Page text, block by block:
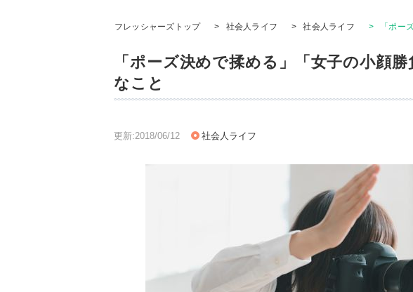
フレッシャーズトップ > 社会人ライフ > 社会人ライフ > 「ポー
「ポーズ決めで揉める」「女子の小顔
なこと
更新:2018/06/12 社会人ライフ